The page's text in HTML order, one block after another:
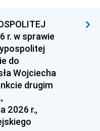
1994
1991
1985
1979
r. w sprawie
do
Wojciecha
drugim
2026 r.,